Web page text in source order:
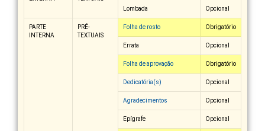
Lombada
Opcional
PARTE
INTERNA
PRÉ-
TEXTUAIS
Folha de rosto Obrigatório
Errata Opcional
Folha de aprovação Obrigatório
Dedicatória(s) Opcional
Agradecimentos Opcional
Epígrafe Opcional